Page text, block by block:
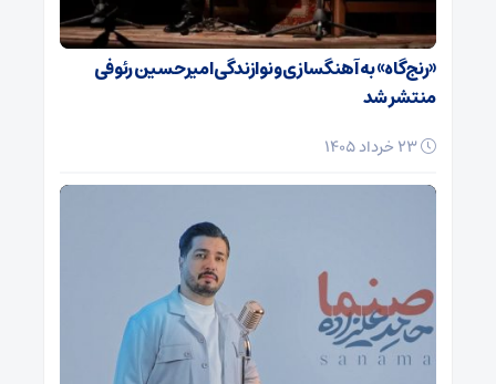
«رنج‌گاه» به آهنگسازی و نوازندگی امیرحسین رئوفی
منتشر شد